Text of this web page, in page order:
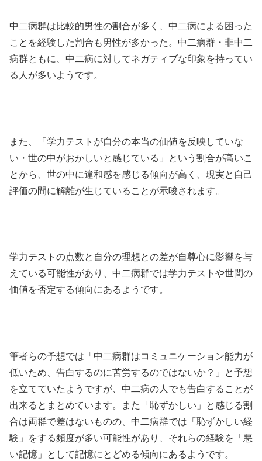
中二病群は比較的男性の割合が多く、中二病による困った
ことを経験した割合も男性が多かった。中二病群・非中二
病群ともに、中二病に対してネガティブな印象を持ってい
る人が多いようです。
また、「学力テストが自分の本当の価値を反映していな
い・世の中がおかしいと感じている」という割合が高いこ
とから、世の中に違和感を感じる傾向が高く、現実と自己
評価の間に解離が生じていることが示唆されます。
学力テストの点数と自分の理想との差が自尊心に影響を与
えている可能性があり、中二病群では学力テストや世間の
価値を否定する傾向にあるようです。
筆者らの予想では「中二病群はコミュニケーション能力が
低いため、告白するのに苦労するのではないか？」と予想
を立てていたようですが、中二病の人でも告白することが
出来るとまとめています。また「恥ずかしい」と感じる割
合は両群で差はないものの、中二病群では「恥ずかしい経
験」をする頻度が多い可能性があり、それらの経験を「悪
い記憶」として記憶にとどめる傾向にあるようです。